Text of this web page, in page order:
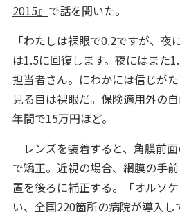
2015』 で話を聞いた。
「わたしは裸眼で0.2ですが、夜
は1.5に回復します。夜にはまた
担当者さん。にわかには信じが
見る目は裸眼だ。保険適用外の
年間で15万円ほど。
レンズを装着すると、角膜前
で矯正。近視の場合、網膜の手
置を後ろに補正する。「オルソ
い、全国220箇所の病院が導入し